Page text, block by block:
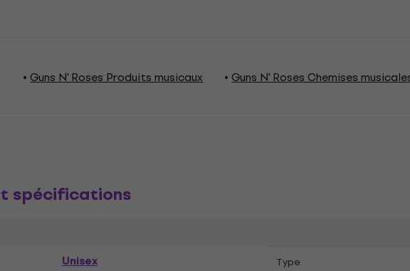
Guns N' Roses Produits musicaux Guns N' Roses Chemises
spécifications
Unisex Type